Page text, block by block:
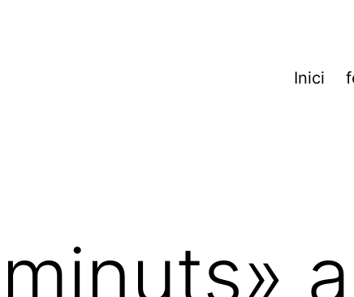
Inici